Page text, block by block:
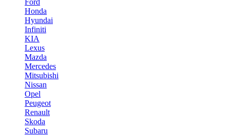
Ford
Honda
Hyundai
Infiniti
KIA
Lexus
Mazda
Mercedes
Mitsubishi
Nissan
Opel
Peugeot
Renault
Skoda
Subaru